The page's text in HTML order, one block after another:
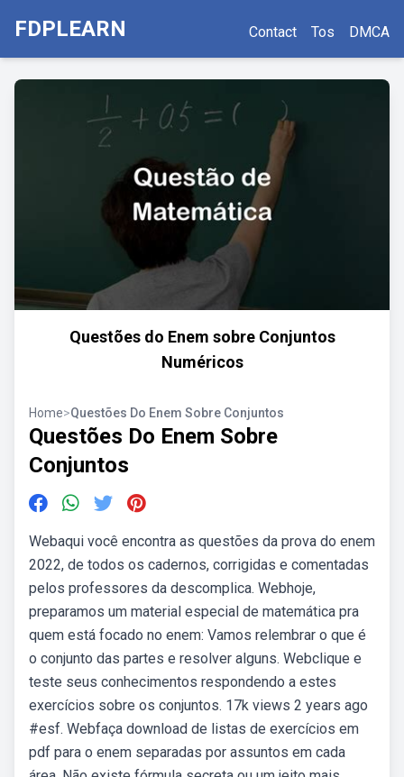
FDPLEARN Contact Tos DMCA
Questões do Enem sobre Conjuntos
Numéricos
Home>Questões Do Enem Sobre Conjuntos
Questões Do Enem Sobre
Conjuntos
Webaqui você encontra as questões da prova do enem
2022, de todos os cadernos, corrigidas e comentadas
pelos professores da descomplica. Webhoje,
preparamos um material especial de matemática pra
quem está focado no enem: Vamos relembrar o que é
o conjunto das partes e resolver alguns. Webclique e
teste seus conhecimentos respondendo a estes
exercícios sobre os conjuntos. 17k views 2 years ago
#esf. Webfaça download de listas de exercícios em
pdf para o enem separadas por assuntos em cada